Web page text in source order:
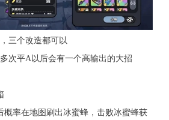
三个改造都可以
次平A以后会有一个高输出的大招
概率在地图刷出冰蜜蜂，击败冰蜜蜂获